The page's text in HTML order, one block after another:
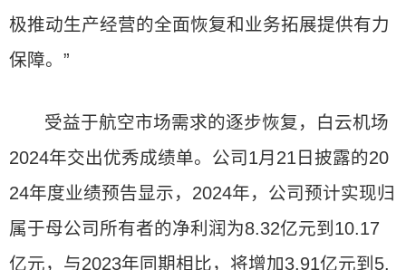
极推动生产经营的全面恢复和业务拓展提供有力
保障。”
受益于航空市场需求的逐步恢复，白云机场
2024年交出优秀成绩单。公司1月21日披露的20
24年度业绩预告显示，2024年，公司预计实现归
属于母公司所有者的净利润为8.32亿元到10.17
亿元，与2023年同期相比，将增加3.91亿元到5.